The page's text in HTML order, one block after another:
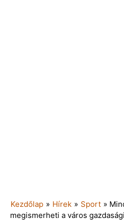
Kezdőlap » Hírek » Sport »
megismerheti a város